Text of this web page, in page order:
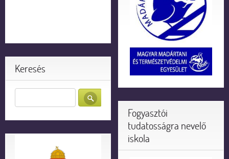
Keresés
Fogyasztói
tudatosságra nevelő
iskola